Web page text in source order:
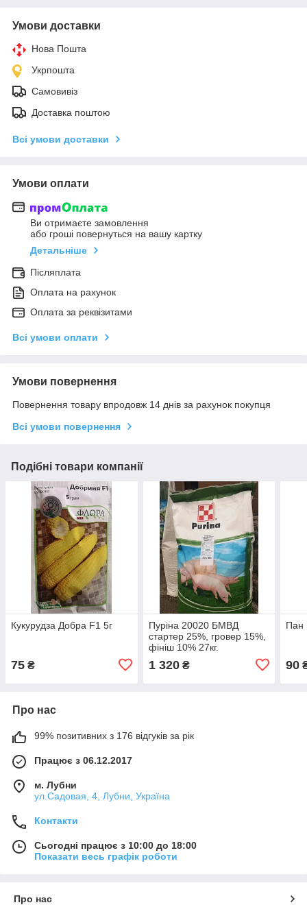
Умови доставки
Нова Пошта
Укрпошта
Самовивіз
Доставка поштою
Всі умови доставки
Умови оплати
Ви отримаєте замовлення
або гроші повернуться на вашу картку
Детальніше
Післяплата
Оплата на рахунок
Оплата за реквізитами
Всі умови оплати
Умови повернення
Повернення товару впродовж 14 днів за рахунок покупця
Всі умови повернення
Подібні товари компанії
Кукурудза Добра F1 5г
75 ₴
Пуріна 20020 БМВД
стартер 25%, гровер 15%,
фініш 10% 27кг.
1 320₴
Пан
90
Про нас
99% позитивних з 176 відгуків за рік
Працює з 06.12.2017
м. Лубни
ул.Садовая, 4, Лубни, Україна
Контакти
Сьогодні працює з 10:00 до 18:00
Показати весь графік роботи
Про нас